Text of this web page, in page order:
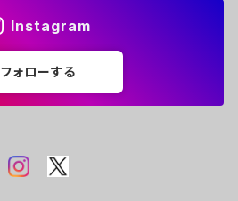
Instagram
フォローする